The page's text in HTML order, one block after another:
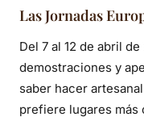
Las Jornadas
Del 7 al 12 de abril
demostraciones y
saber hacer
prefiere lugares